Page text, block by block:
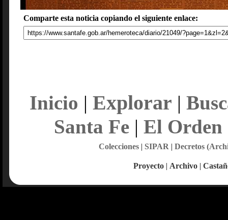
Comparte esta noticia copiando el siguiente enlace:
Inicio | Explorar |
Santa Fe| El Orden
Colecciones| SIPAR | Decretos
Proyecto | Archivo |